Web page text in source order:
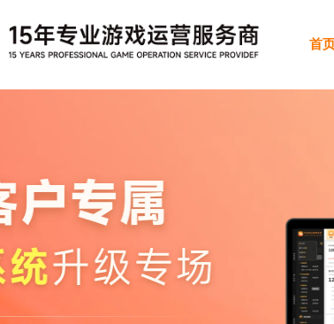
首
PC官网
游戏APP
低
兼
渠
自
款款吸金
厂游戏、高分成 带你了解H5游戏的前世今
游戏开播助手
私
游
打
IM
私